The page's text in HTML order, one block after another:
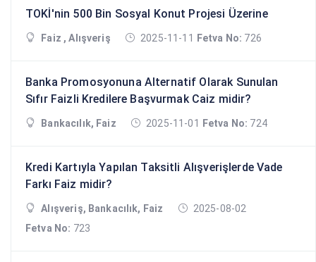
TOKİ'nin 500 Bin Sosyal Konut Projesi Üzerine
Faiz , Alışveriş 2025-11-11 Fetva No: 726
Banka Promosyonuna Alternatif Olarak Sunulan
Sıfır Faizli Kredilere Başvurmak Caiz midir?
Bankacılık, Faiz 2025-11-01 Fetva No: 724
Kredi Kartıyla Yapılan Taksitli Alışverişlerde Vade
Farkı Faiz midir?
Alışveriş, Bankacılık, Faiz
2025-08-02
Fetva No: 723